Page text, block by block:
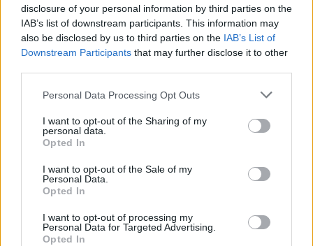
disclosure of your personal information by third parties on the
IAB’s list of downstream participants. This information may
also be disclosed by us to third parties on the IAB’s List of
Downstream Participants that may further disclose it to other
Personal Data Processing Opt Outs
I want to opt-out of the Sharing of my
personal data.
Opted In
I want to opt-out of the Sale of my
Personal Data.
Opted In
I want to opt-out of processing my
Personal Data for Targeted Advertising.
Opted In